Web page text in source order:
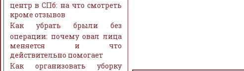
центр в СПб: на что смотреть
кроме отзывов
Как убрать брыли без
операции: почему овал лица
меняется и что
действительно помогает
Как организовать уборку